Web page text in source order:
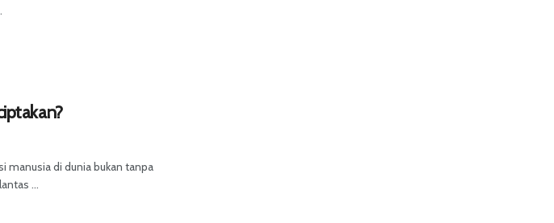
manusia di dunia bukan tanpa
...